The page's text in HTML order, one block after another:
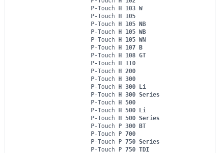
P-Touch H 103 W
P-Touch H 105
P-Touch H 105 NB
P-Touch H 105 WB
P-Touch H 105 WN
P-Touch H 107 B
P-Touch H 108 GT
P-Touch H 110
P-Touch H 200
P-Touch H 300
P-Touch H 300 Li
P-Touch H 300 Series
P-Touch H 500
P-Touch H 500 Li
P-Touch H 500 Series
P-Touch P 300 BT
P-Touch P 700
P-Touch P 750 Series
P-Touch P 750 TDI